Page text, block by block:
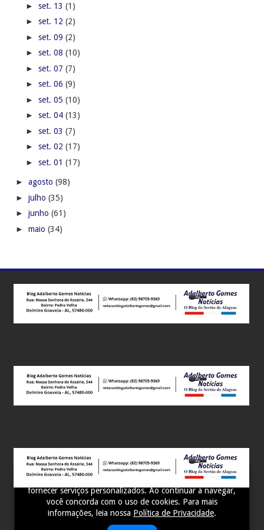
Este site utiliza cookies para melhorar sua experiência e
fornecer serviços personalizados. Ao continuar a navegar,
você concorda com o uso de cookies. Para mais
informações, leia nossa Política de Privacidade.
► set. 13 (1)
► set. 12 (2)
► set. 09 (2)
► set. 08 (10)
► set. 07 (7)
► set. 06 (9)
► set. 05 (10)
► set. 04 (13)
► set. 03 (7)
► set. 02 (17)
► set. 01 (17)
► agosto (98)
► julho (35)
► junho (61)
► maio (34)